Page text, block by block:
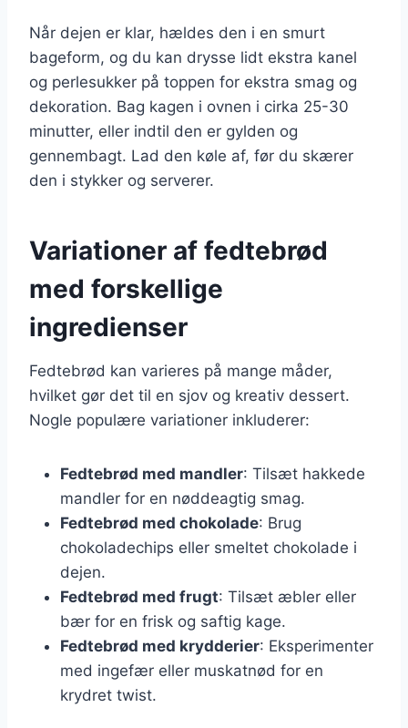
Når dejen er klar, hældes den i en smurt
bageform, og du kan drysse lidt ekstra kanel
og perlesukker på toppen for ekstra smag og
dekoration. Bag kagen i ovnen i cirka 25-30
minutter, eller indtil den er gylden og
gennembagt. Lad den køle af, før du skærer
den i stykker og serverer.
Variationer af fedtebrød
med forskellige
ingredienser
Fedtebrød kan varieres på mange måder,
hvilket gør det til en sjov og kreativ dessert.
Nogle populære variationer inkluderer:
Fedtebrød med mandler: Tilsæt hakkede
mandler for en nøddeagtig smag.
Fedtebrød med chokolade: Brug
chokoladechips eller smeltet chokolade i
dejen.
Fedtebrød med frugt: Tilsæt æbler eller
bær for en frisk og saftig kage.
Fedtebrød med krydderier: Eksperimenter
med ingefær eller muskatnød for en
krydret twist.